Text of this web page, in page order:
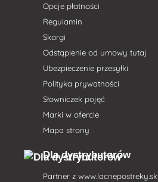
Opcje płatności
Regulamin
Skargi
Odstąpienie od umowy tutaj
Ubezpieczenie przesyłki
Polityka prywatności
Słowniczek pojęć
Marki w ofercie
Mapa strony
Dla dystrybutorów
Partner z www.lacnepostreky.sk